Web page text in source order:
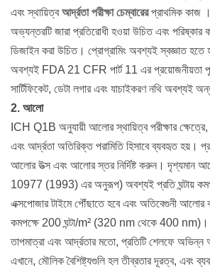
এবং স্থায়িত্বআর্দ্রতা পরীক্ষা চেম্বারেরপ্রাথমিক কাজ
অভ্যন্তরটি জারা প্রতিরোধী হওয়া উচিত এবং
ডিজাইন করা উচিত। প্রোগ্রামিং অবশ্যই স্বজ্ঞাত হতে
অবশ্যই FDA 21 CFR পার্ট 11 এর প্রয়োজনীয়তা
সার্টিফিকেট, ডেটা লগার এবং যাচাইকরণ নথি অবশ্যই
2. আলো
ICH Q1B অনুযায়ী আলোর স্থায়িত্ব পরীক্ষার
এবং আর্দ্রতা অতিরিক্ত পরামিতি হিসাবে ব্যবহৃত হয়।
আলোর উত্স এবং আলোর স্তর নির্দিষ্ট করুন।
10977 (1993) এর অনুরূপ) অবশ্যই প্রতি ঘন্টায়
এক্সপোজার টাইমে পৌঁছাতে হবে এবং অতিবেগুনী আলোর
কমপক্ষে 200 ঘন্টা/m² (320 nm থেকে 400 nm)।
তাপমাত্রা এবং আর্দ্রতার মতো, প্রতিটি শেলফে
এখানে, মৌলিক বৈশিষ্ট্যগুলি হল তীব্রতার দূরত্ব, এবং